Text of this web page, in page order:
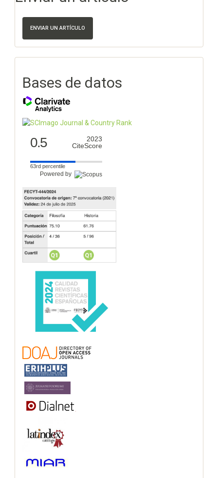
ENVIAR UN ARTÍCULO
Bases de datos
0.5
2023
CiteScore
63rd percentile
Powered by